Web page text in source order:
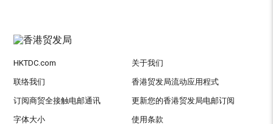
HKTDC.com 关于我们
联络我们 香港贸发局流动应用程式
订阅商贸全接触电邮通讯 更新您的香港贸发局电邮订阅
字体大小 使用条款